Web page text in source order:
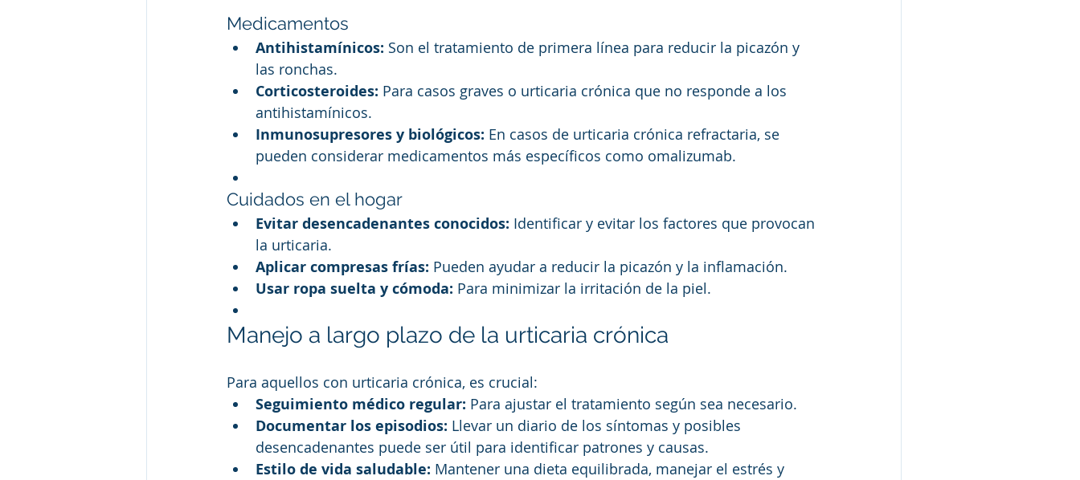
Medicamentos
Antihistamínicos: Son el tratamiento de primera línea para reducir la picazón y
las ronchas.
Corticosteroides: Para casos graves o urticaria crónica que no responde a los
antihistamínicos.
Inmunosupresores y biológicos: En casos de urticaria crónica refractaria, se
pueden considerar medicamentos más específicos como omalizumab.
Cuidados en el hogar
Evitar desencadenantes conocidos: Identificar y evitar los factores que provocan
la urticaria.
Aplicar compresas frías: Pueden ayudar a reducir la picazón y la inflamación.
Usar ropa suelta y cómoda: Para minimizar la irritación de la piel.
Manejo a largo plazo de la urticaria crónica
Para aquellos con urticaria crónica, es crucial:
Seguimiento médico regular: Para ajustar el tratamiento según sea necesario.
Documentar los episodios: Llevar un diario de los síntomas y posibles
desencadenantes puede ser útil para identificar patrones y causas.
Estilo de vida saludable: Mantener una dieta equilibrada, manejar el estrés y